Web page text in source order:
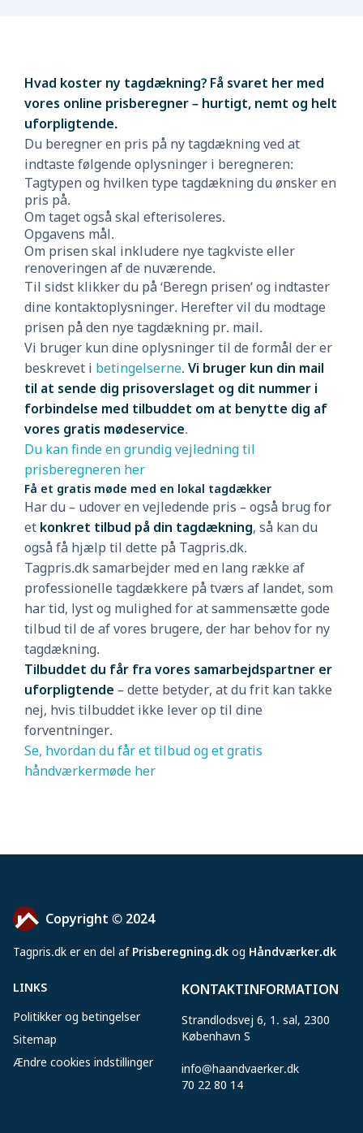
Hvad koster ny tagdækning? Få svaret her med
vores online prisberegner – hurtigt, nemt og helt
uforpligtende.
Du beregner en pris på ny tagdækning ved at
indtaste følgende oplysninger i beregneren:
Tagtypen og hvilken type tagdækning du ønsker en
pris på.
Om taget også skal efterisoleres.
Opgavens mål.
Om prisen skal inkludere nye tagkviste eller
renoveringen af de nuværende.
Til sidst klikker du på ‘Beregn prisen’ og indtaster
dine kontaktoplysninger. Herefter vil du modtage
prisen på den nye tagdækning pr. mail.
Vi bruger kun dine oplysninger til de formål der er
beskrevet i betingelserne. Vi bruger kun din mail
til at sende dig prisoverslaget og dit nummer i
forbindelse med tilbuddet om at benytte dig af
vores gratis mødeservice.
Du kan finde en grundig vejledning til
prisberegneren her
Få et gratis møde med en lokal tagdækker
Har du – udover en vejledende pris – også brug for
et konkret tilbud på din tagdækning, så kan du
også få hjælp til dette på Tagpris.dk.
Tagpris.dk samarbejder med en lang række af
professionelle tagdækkere på tværs af landet, som
har tid, lyst og mulighed for at sammensætte gode
tilbud til de af vores brugere, der har behov for ny
tagdækning.
Tilbuddet du får fra vores samarbejdspartner er
uforpligtende – dette betyder, at du frit kan takke
nej, hvis tilbuddet ikke lever op til dine
forventninger.
Se, hvordan du får et tilbud og et gratis
håndværkermøde her
Copyright © 2024
Tagpris.dk er en del af Prisberegning.dk og Håndværker.dk
LINKS
Politikker og betingelser
Sitemap
Ændre cookies indstillinger
KONTAKTINFORMATION
Strandlodsvej 6, 1. sal, 2300
København S
info@haandvaerker.dk
70 22 80 14